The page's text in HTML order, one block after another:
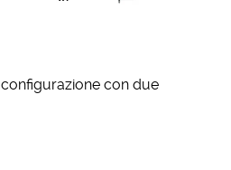
con due